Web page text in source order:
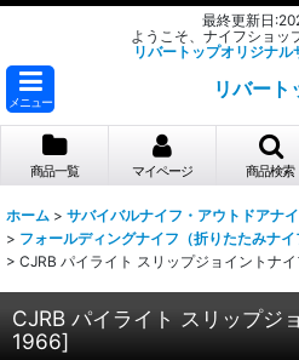
最終更新日
ようこそ、ナイフショッ
リバートップオリジナ
メニュー
リバート
商品一覧 マイページ 商品検索
ホーム > サバイバルナイフ・アウトドアナ
> フォールディングナイフ（折りたたみナイ
> CJRB パイライト スリップジョイントナイ
CJRB パイライト スリップジ
1966]